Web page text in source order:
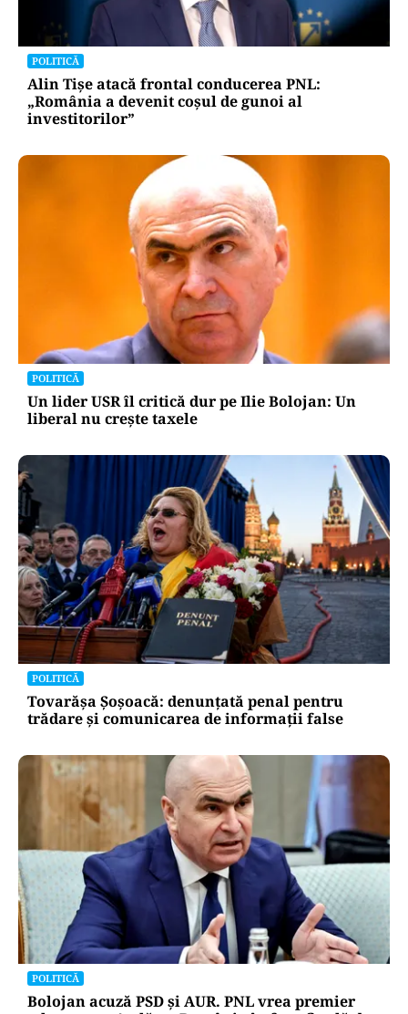
POLITICĂ
Alin Tișe atacă frontal conducerea PNL:
„România a devenit coșul de gunoi al
investitorilor”
POLITICĂ
Un lider USR îl critică dur pe Ilie Bolojan: Un
liberal nu crește taxele
POLITICĂ
Tovarășa Șoșoacă: denunțată penal pentru
trădare și comunicarea de informații false
POLITICĂ
Bolojan acuză PSD și AUR. PNL vrea premier